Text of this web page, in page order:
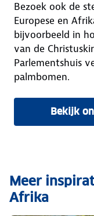
Bezoek ook de
Europese en
bijvoorbeeld in
van de
Parlementshuis
palmbomen.
Bekijk
Meer
Afrika